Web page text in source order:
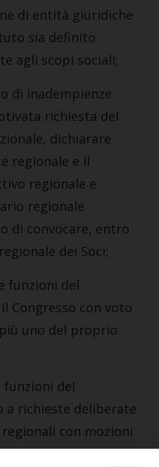
di entità giuridiche
sia definito
agli scopi sociali;
di inadempienze
richiesta del
dichiarare
regionale e il
regionale e
regionale
di convocare, entro
dei Soci;
funzioni del
Congresso con voto
uno del proprio
funzioni del
a richieste deliberate
con mozioni
il Congresso